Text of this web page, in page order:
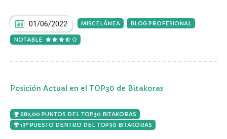
01/06/2022 MISCELÁNEA BLOG PROFESIONAL
NOTABLE
Posición Actual en el TOP30 de Bitakoras
682,00 PUNTOS DEL TOP30 BITAKORAS
13º PUESTO DENTRO DEL TOP30 BITAKORAS